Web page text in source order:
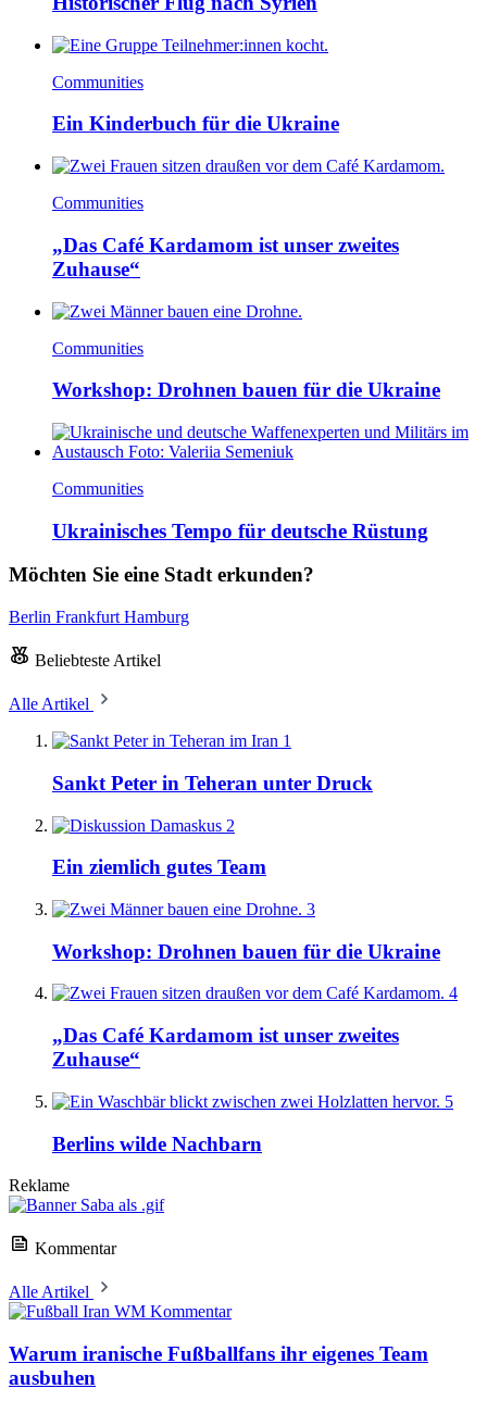
Communities
Ein Kinderbuch für die Ukraine
Communities
„Das Café Kardamom ist unser zweites
Zuhause“
Communities
Workshop: Drohnen bauen für die Ukraine
Communities
Ukrainisches Tempo für deutsche Rüstung
Möchten Sie eine Stadt erkunden?
Berlin Frankfurt Hamburg
Beliebteste Artikel
Alle Artikel
1
Sankt Peter in Teheran unter Druck
2
Ein ziemlich gutes Team
3
Workshop: Drohnen bauen für die Ukraine
4
„Das Café Kardamom ist unser zweites
Zuhause“
5
Berlins wilde Nachbarn
Reklame
Kommentar
Alle Artikel
Kommentar
Warum iranische Fußballfans ihr eigenes Team
ausbuhen